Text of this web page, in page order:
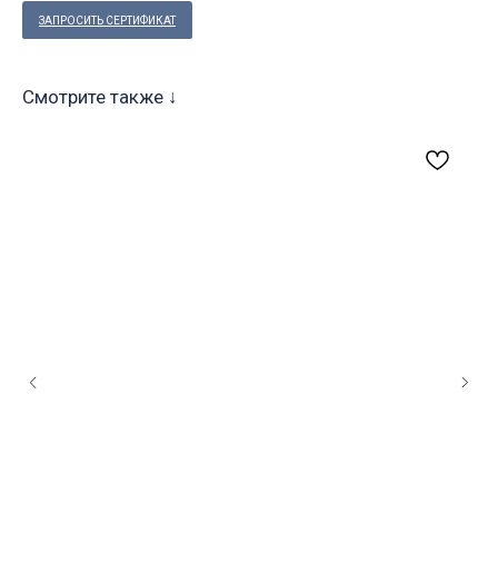
ЗАПРОСИТЬ СЕРТИФИКАТ
Смотрите также ↓